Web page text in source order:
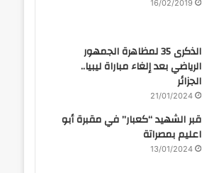
16/02/2019
الذكرى 35 لمظاهرة الجمهور
الرياضي بعد إلغاء مباراة ليبيا..
الجزائر
21/01/2024
قبر الشهيد “كعبار” في مقبرة أبو
اعليم بمصراتة
13/01/2024